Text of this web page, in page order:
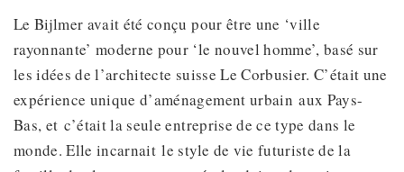
Le Bijlmer avait été conçu pour être une ‘ville
rayonnante’ moderne pour ‘le nouvel homme’, basé sur
les idées de l’architecte suisse Le Corbusier. C’était une
expérience unique d’aménagement urbain aux Pays-
Bas, et c’était la seule entreprise de ce type dans le
monde. Elle incarnait le style de vie futuriste de la